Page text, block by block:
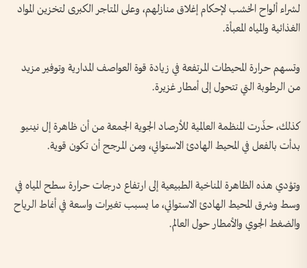
لشراء ألواح الخشب لإحكام إغلاق منازلهم، وعلى المتاجر الكبرى لتخزين المواد
الغذائية والمياه المعبأة.
وتسهم حرارة المحيطات المرتفعة في زيادة قوة العواصف المدارية وتوفير مزيد
من الرطوبة التي تتحول إلى أمطار غزيرة.
كذلك، حذّرت المنظمة العالمية للأرصاد الجوية الجمعة من أن ظاهرة إل نينيو
بدأت بالفعل في المحيط الهادئ الاستوائي، ومن المرجح أن تكون قوية.
وتؤدي هذه الظاهرة المناخية الطبيعية إلى ارتفاع درجات حرارة سطح المياه في
وسط وشرق المحيط الهادئ الاستوائي، ما يسبب تغيرات واسعة في أنماط الرياح
والضغط الجوي والأمطار حول العالم.